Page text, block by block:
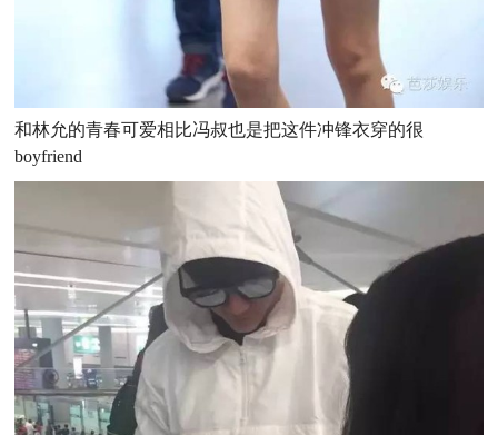
和林允的青春可爱相比冯叔也是把这件冲锋衣穿的很
boyfriend